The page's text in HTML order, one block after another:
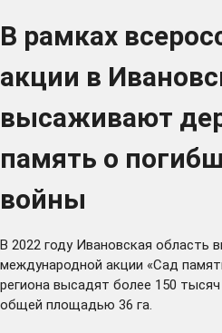
В рамках
акции в
высаживают
память о
войны
В 2022 году Ивановская область
международной акции «Сад
региона высадят более 150
общей площадью 36 га.